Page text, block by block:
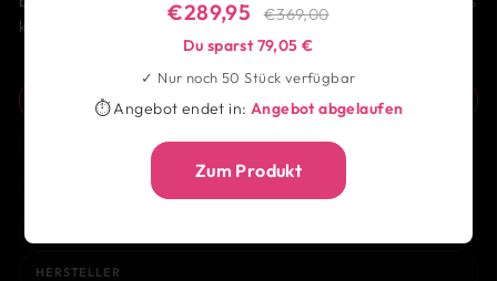
€289,95
€369,00
Du sparst 79,05 €
✓ Nur noch 50 Stück verfügbar
⏱ Angebot endet in: Angebot abgelaufen
Zum Produkt
keine Fragen stellt – nur Antworten gibt.
AUF EINEN BLICK
GRÖSSE & PASSFORM
HERSTELLER